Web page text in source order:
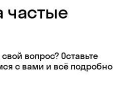
частые
вопрос? Оставьте
с вами и всё подробно